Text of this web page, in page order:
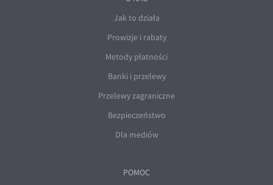
Jak to działa
Prowizje i rabaty
Metody płatności
Banki i przelewy
Przelewy zagraniczne
Bezpieczeństwo
Dla mediów
POMOC